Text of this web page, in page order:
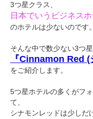
3つ星クラス、
日本でいうビジネス
のホテルは少ないのです。
そんな中で数少ない3つ
『Cinnamon Red (
をご紹介します。
5つ星ホテルの多くがフ
て、
シナモンレッドは少しだ